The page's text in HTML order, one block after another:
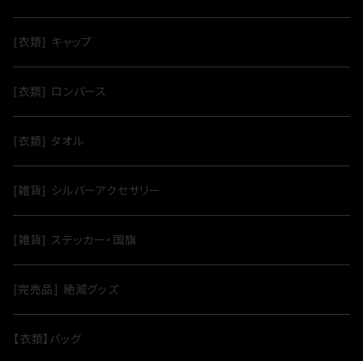
[衣類] キャップ
[衣類] ロンパース
[衣類] タオル
[雑貨] シルバーアクセサリー
[雑貨] ステッカー・国旗
[完売品] 絶滅グッズ
【衣類】バッグ